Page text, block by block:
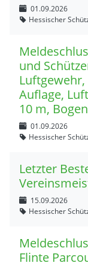
01.09.2026
Hessischer
und
Auflage,
10 m,
01.09.2026
Hessischer
Letzter
15.09.2026
Hessischer
Flinte